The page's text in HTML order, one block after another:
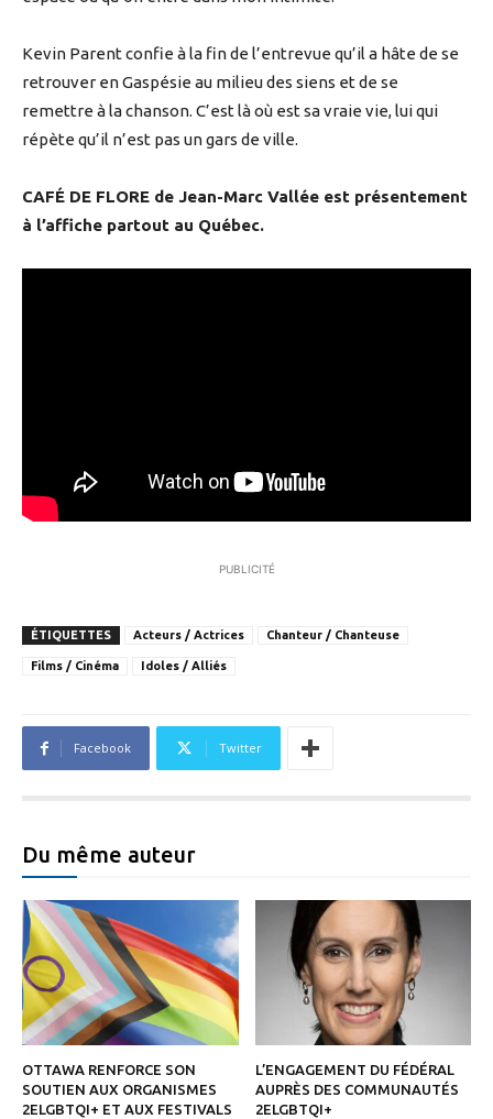
Kevin Parent confie à la fin de l’entrevue qu’il a hâte de se
retrouver en Gaspésie au milieu des siens et de se
remettre à la chanson. C’est là où est sa vraie vie, lui qui
répète qu’il n’est pas un gars de ville.
CAFÉ DE FLORE de Jean-Marc Vallée est présentement
à l’affiche partout au Québec.
PUBLICITÉ
ÉTIQUETTES Acteurs / Actrices Chanteur / Chanteuse
Films / Cinéma Idoles / Alliés
Facebook Twitter
Du même auteur
OTTAWA RENFORCE SON
SOUTIEN AUX ORGANISMES
2ELGBTQI+ ET AUX FESTIVALS
L’ENGAGEMENT DU FÉDÉRAL
AUPRÈS DES COMMUNAUTÉS
2ELGBTQI+